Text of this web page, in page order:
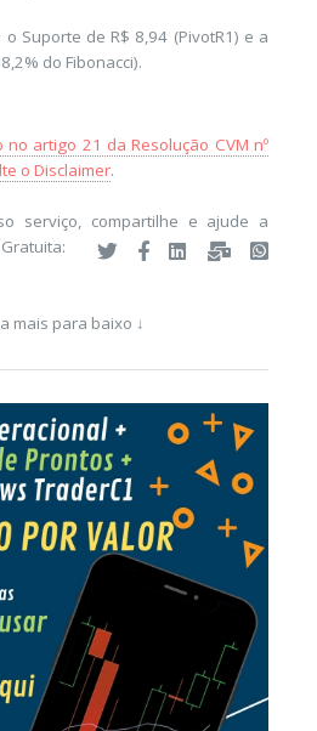
Suporte de R$ 8,94 (PivotR1) e a
do Fibonacci).
artigo 21 da Resolução CVM nº
o Disclaimer.
serviço, compartilhe e ajude a
mais para baixo ↓